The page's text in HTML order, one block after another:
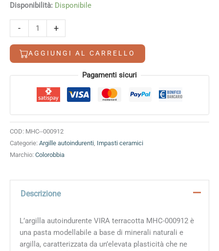
Disponibilità: Disponibile
-
autoindurente
Vira
rossa
+
AGGIUNGI AL CARRELLO
Alternative: Pagamenti sicuri
COD: MHC--000912
Categorie: Argille autoindurenti Impasti ceramici
Marchio: Colorobbia
Descrizione
L’argilla autoindurente VIRA terracotta MHC-000912 è
una pasta modellabile a base di minerali naturali e
argilla, caratterizzata da un’elevata plasticità che ne